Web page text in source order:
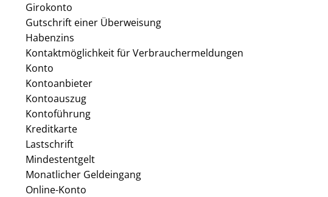
Girokonto
Gutschrift einer Überweisung
Habenzins
Kontaktmöglichkeit für Verbrauchermeldungen
Konto
Kontoanbieter
Kontoauszug
Kontoführung
Kreditkarte
Lastschrift
Mindestentgelt
Monatlicher Geldeingang
Online-Konto